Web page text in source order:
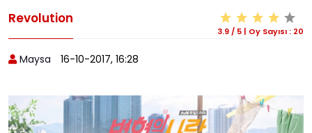
Revolution
3.9 / 5 | Oy Sayısı : 20
Maysa 16-10-2017, 16:28